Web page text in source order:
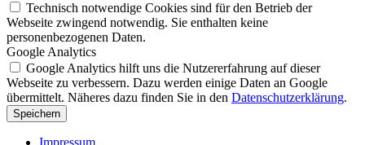
Technisch notwendige Cookies sind für den Betrieb der
Webseite zwingend notwendig. Sie enthalten keine
personenbezogenen Daten.
Google Analytics
Google Analytics hilft uns die Nutzererfahrung auf dieser
Webseite zu verbessern. Dazu werden einige Daten an Google
übermittelt. Näheres dazu finden Sie in den Datenschutzerklärung.
Speichern